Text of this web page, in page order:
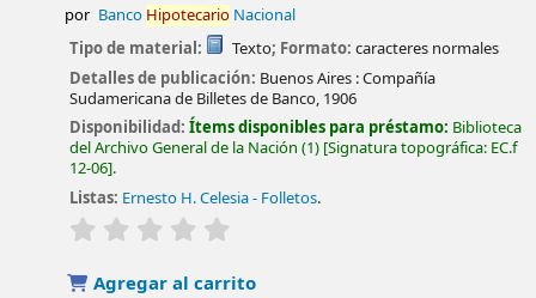
por Banco HipotecarioNacional
Tipo de material: Texto; Formato: caracteres normales
Detalles de publicación: Buenos Aires :Compañía
Sudamericana de Billetes de Banco, 1906
Disponibilidad:Ítems disponibles para préstamo: Biblioteca
del Archivo General de la Nación (1) Signatura topográfica: EC.f
12-06 .
Listas: Ernesto H. Celesia - Folletos.
valoración
Agregar al carrito